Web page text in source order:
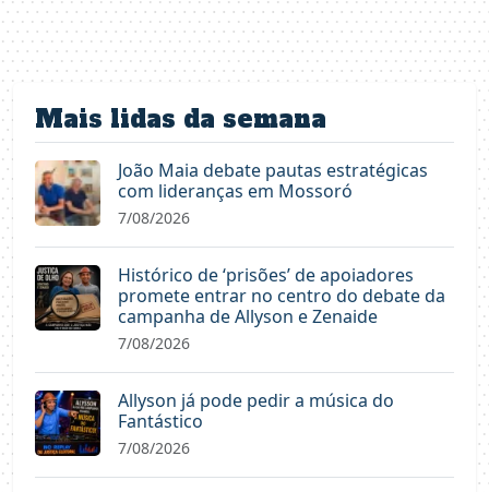
Mais lidas da semana
João Maia debate pautas estratégicas
com lideranças em Mossoró
7/08/2026
Histórico de ‘prisões’ de apoiadores
promete entrar no centro do debate da
campanha de Allyson e Zenaide
7/08/2026
Allyson já pode pedir a música do
Fantástico
7/08/2026